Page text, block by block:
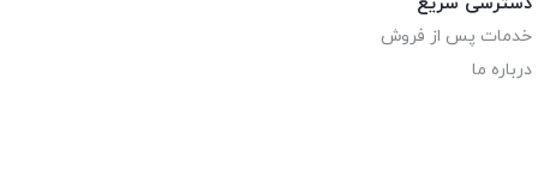
خدمات پس از فروش
درباره ما